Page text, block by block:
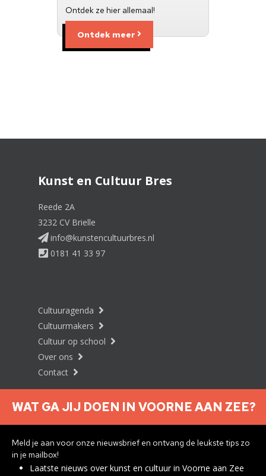
Ontdek ze hier allemaal!
Ontdek meer
Kunst en Cultuur Bres
Reede 2A
3232 CV Brielle
info@kunstencultuurbres.nl
0181 41 33 97
Cultuuragenda
Cultuurmakers
Cultuur op school
Over ons
Contact
Nieuwsbrief aanmelden
WAT GA JIJ DOEN IN VOORNE AAN ZEE?
Meld je aan voor onze nieuwsbrief en ontvang de leukste tips zo
in je mailbox!
Laatste nieuws over kunst en cultuur in Voorne aan Zee